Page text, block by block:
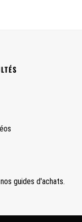
guides d'achats.